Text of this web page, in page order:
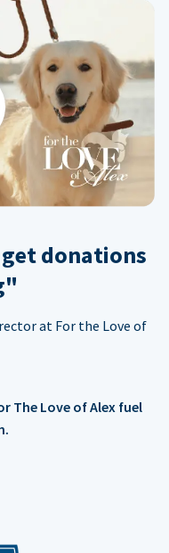
donations
at For the Love of
The Love of Alex fuel